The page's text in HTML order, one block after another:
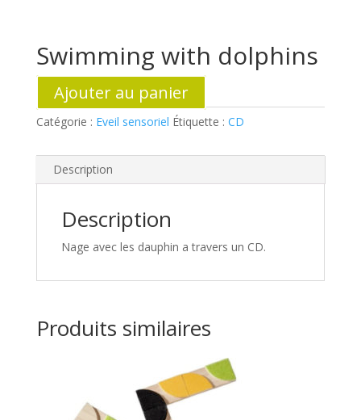
Swimming with dolphins
Ajouter au panier
Catégorie : Eveil sensoriel Étiquette : CD
Description
Description
Nage avec les dauphin a travers un CD.
Produits similaires